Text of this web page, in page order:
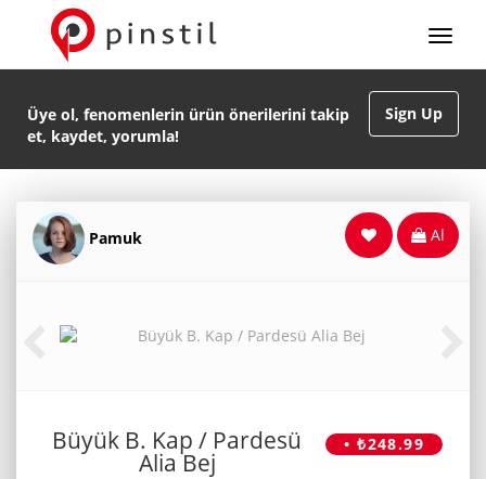
Sign Up
Üye ol, fenomenlerin ürün önerilerini takip
et, kaydet, yorumla!
Pamuk Al
• ₺248.99
Büyük B. Kap / Pardesü
Alia Bej